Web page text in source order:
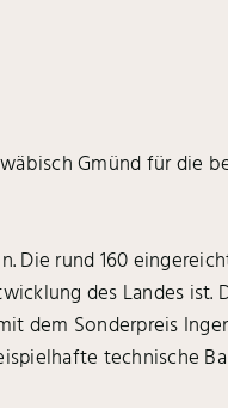
Gmünd für die
Die rund 160
des Landes ist.
dem Sonderpreis
technische